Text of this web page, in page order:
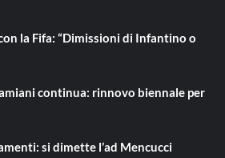
la Fifa: “Dimissioni di Infantino o
continua: rinnovo biennale per
si dimette l’ad Mencucci